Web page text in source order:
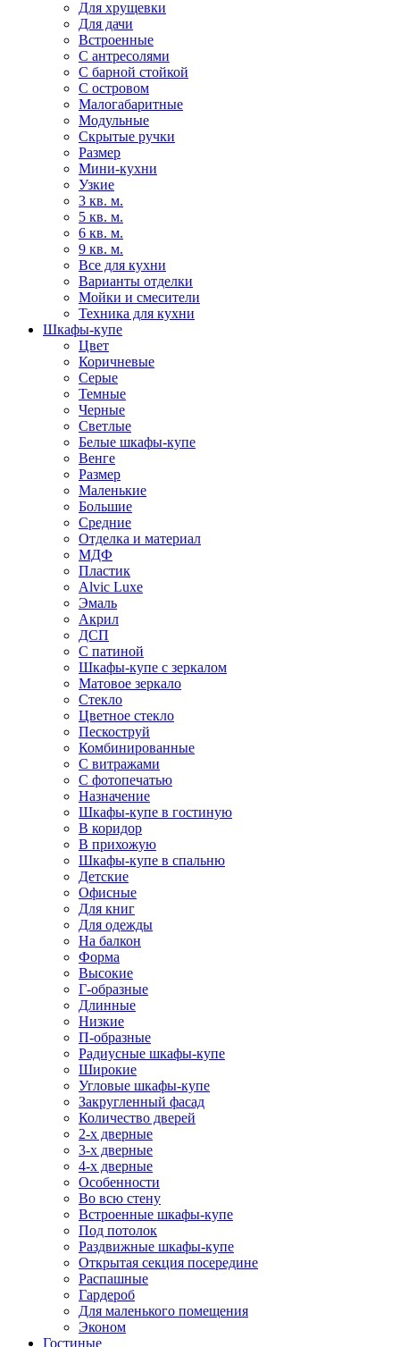
Для хрущевки
Для дачи
Встроенные
С антресолями
С барной стойкой
С островом
Малогабаритные
Модульные
Скрытые ручки
Размер
Мини-кухни
Узкие
3 кв. м.
5 кв. м.
6 кв. м.
9 кв. м.
Все для кухни
Варианты отделки
Мойки и смесители
Техника для кухни
Шкафы-купе
Цвет
Коричневые
Серые
Темные
Черные
Светлые
Белые шкафы-купе
Венге
Размер
Маленькие
Большие
Средние
Отделка и материал
МДФ
Пластик
Alvic Luxe
Эмаль
Акрил
ДСП
С патиной
Шкафы-купе с зеркалом
Матовое зеркало
Стекло
Цветное стекло
Пескоструй
Комбинированные
С витражами
С фотопечатью
Назначение
Шкафы-купе в гостиную
В коридор
В прихожую
Шкафы-купе в спальню
Детские
Офисные
Для книг
Для одежды
На балкон
Форма
Высокие
Г-образные
Длинные
Низкие
П-образные
Радиусные шкафы-купе
Широкие
Угловые шкафы-купе
Закругленный фасад
Количество дверей
2-х дверные
3-х дверные
4-х дверные
Особенности
Во всю стену
Встроенные шкафы-купе
Под потолок
Раздвижные шкафы-купе
Открытая секция посередине
Распашные
Гардероб
Для маленького помещения
Эконом
Гостиные